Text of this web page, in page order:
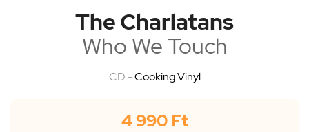
The Charlatans
Who We Touch
CD -Cooking Vinyl
4 990 Ft